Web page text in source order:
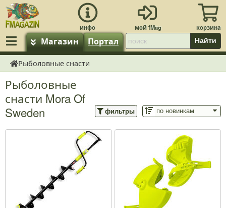
Магазин Портал Найти
fMagazin.ru
Рыболовные снасти
Рыболовные
снасти Mora Of
Sweden
фильтры